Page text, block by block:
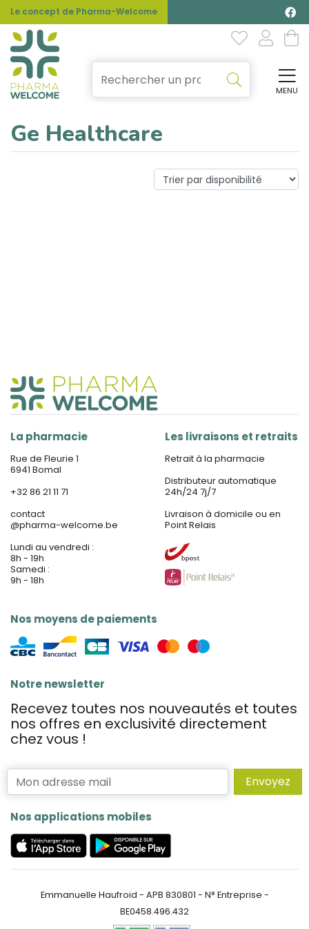
Le concept de Pharma-Welcome
MENU
Ge Healthcare
La pharmacie
Rue de Fleurie 1
6941 Bomal
+32 86 21 11 71
contact
@pharma-welcome.be
Lundi au vendredi :
8h - 19h
Samedi :
9h - 18h
Nos moyens de paiements
Les livraisons et retraits
Retrait à la pharmacie
Distributeur automatique
24h/24 7j/7
Livraison à domicile ou en
Point Relais
Notre newsletter
Recevez toutes nos nouveautés et toutes
nos offres en exclusivité directement
chez vous !
Envoyez
Nos applications mobiles
Emmanuelle Haufroid - APB 830801 - N° Entreprise -
BE0458.496.432